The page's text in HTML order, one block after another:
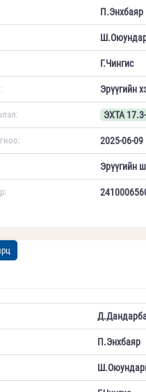
П.Энхбаяр
Г.Чингис
Эрүүгийн
ЭХТА
2025-06-09
Эрүүгийн
П.Энхбаяр